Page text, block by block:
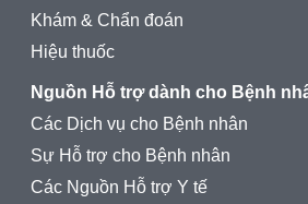
Khám & Chẩn đoán
Hiệu thuốc
Nguồn Hỗ trợ dành cho Bệnh
Các Dịch vụ cho Bệnh nhân
Sự Hỗ trợ cho Bệnh nhân
Các Nguồn Hỗ trợ Y tế